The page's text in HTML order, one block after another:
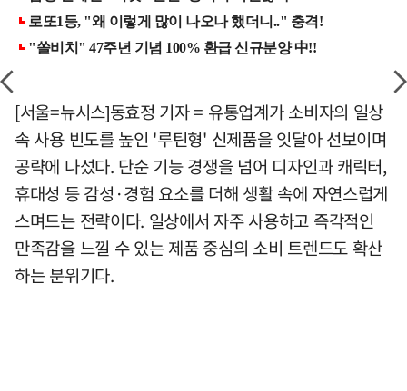
[서울=뉴시스]동효정 기자 = 유통업계가 소비자의 일상
속 사용 빈도를 높인 '루틴형' 신제품을 잇달아 선보이며
공략에 나섰다. 단순 기능 경쟁을 넘어 디자인과 캐릭터,
휴대성 등 감성·경험 요소를 더해 생활 속에 자연스럽게
스며드는 전략이다. 일상에서 자주 사용하고 즉각적인
만족감을 느낄 수 있는 제품 중심의 소비 트렌드도 확산
하는 분위기다.